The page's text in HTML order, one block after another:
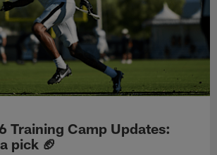
Training Camp Updates:
pick 🏈